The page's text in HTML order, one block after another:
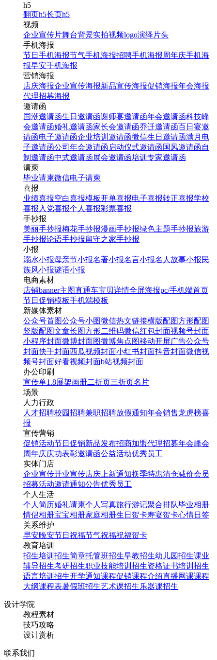
h5
翻页h5长页h5
视频
企业宣传片舞台背景实拍视频logo演绎 片头
手机海报
节日手机海报节气手机海报招聘手机海报周年庆手机海
报早安手机海报
营销海报
店庆海报企业宣传海报新品宣传海报促销海报年会海报
代理招募海报
邀请函
国潮邀请函生日邀请函谢师宴邀请函年会邀请函科技峰
会邀请函婚礼邀请函家长会邀请函乔迁邀请函百日宴邀
请函电子邀请函企业培训邀请函微信生日邀请函满月电
子邀请函公司年会邀请函 启动仪式邀请函国风邀请函自
制邀请函中式邀请函展会邀请函培训专家邀请函
请柬
毕业请柬微信电子请柬
喜报
业绩喜报空白喜报模板开单喜报电子喜报转正喜报学校
喜报 入党喜报个人喜报彩票喜报
手抄报
美丽手抄报梅花手抄报漫画手抄报绿色主题手抄报旅游
手抄报论语手抄报留守之家手抄报
小报
溺水小报母亲节小报名著小报名言小报名人故事小报民
族风小报谜语小报
电商素材
店铺banner主图直通车宝贝详情全屏海报pc/手机端首页
节日促销模板手机端模板
新媒体素材
公众号首图公众号小图微信热文链接横版配图方形配图
竖版配图文章长图方形二维码微信红包封面视频号封面
小程序封面微博封面图微博焦点图移动开屏广告公众号
封面快手封面西瓜视频封面小红书封面抖音封面微信视
频号封面好看视频封面b站视频封面
办公印刷
宣传单1.8展架画册二折页三折页名片
场景
人力行政
人才招聘校园招聘兼职招聘放假通知年会销售龙虎榜喜
报
宣传营销
促销活动节日促销新品发布招商加盟代理招募年会峰会
周年庆庆功表彰邀请函公益活动优秀员工
实体门店
企业宣传开业宣传店庆 上新通知换季特惠清仓减价会员
招募活动邀请通知公告优秀员工
个人生活
个人简历婚礼请柬个人写真旅行游记聚合排队毕业相册
情侣相册宝宝相册家庭相册生日贺卡寿宴贺卡心情日签
关系维护
早安晚安节日祝福节气祝福祝福贺卡
教育培训
招生培训 招生简章托管班招生早教招生幼儿园招生课业
辅导招生考研招生职业技能培训招生资格证书培训招生
语言培训招生开学通知课程促销课程介绍直播网课课程
大纲课程表暑假班招生艺术课招生乐器课招生
设计学院
教程素材
技巧攻略
设计赏析
联系我们